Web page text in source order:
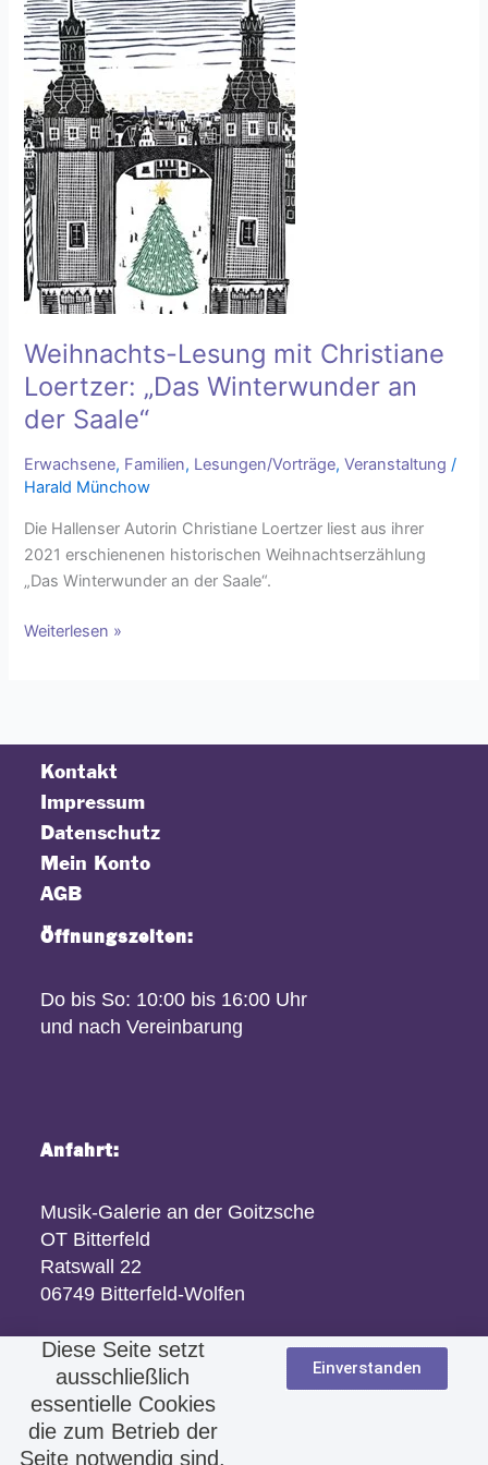
Weihnachts-Lesung mit Christiane
Loertzer: „Das Winterwunder an
der Saale“
Erwachsene, Familien, Lesungen/Vorträge,Veranstaltung /
Harald Münchow
Die Hallenser Autorin Christiane Loertzer liest aus ihrer
2021 erschienenen historischen Weihnachtserzählung
„Das Winterwunder an der Saale“.
mit
Christiane
Loertzer:
„Das
Winterwunder
an
der
Saale“
Weiterlesen »
Kontakt
Impressum
Datenschutz
Mein Konto
AGB
Öffnungszeiten:
Do bis So: 10:00 bis 16:00 Uhr
und nach Vereinbarung
Anfahrt:
Musik-Galerie an der Goitzsche
OT Bitterfeld
Ratswall 22
06749 Bitterfeld-Wolfen
Diese Seite setzt
ausschließlich
essentielle Cookies
die zum Betrieb der
Seite notwendig sind.
Einverstanden